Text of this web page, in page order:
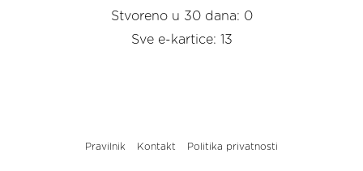
Stvoreno u 30 dana: 0
Sve e-kartice: 13
Pravilnik Kontakt Politika privatnosti